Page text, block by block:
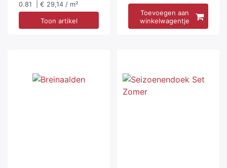
0.81 | € 29,14 / m²
Toon artikel
Toevoegen aan
winkelwagentje